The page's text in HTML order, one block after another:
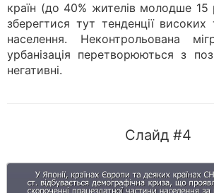
країн (до 40% жителів молодше 15
зберегтися тут тенденції
населення. Неконтрольована
урбанізація перетворюються з
негативні.
Слайд #4